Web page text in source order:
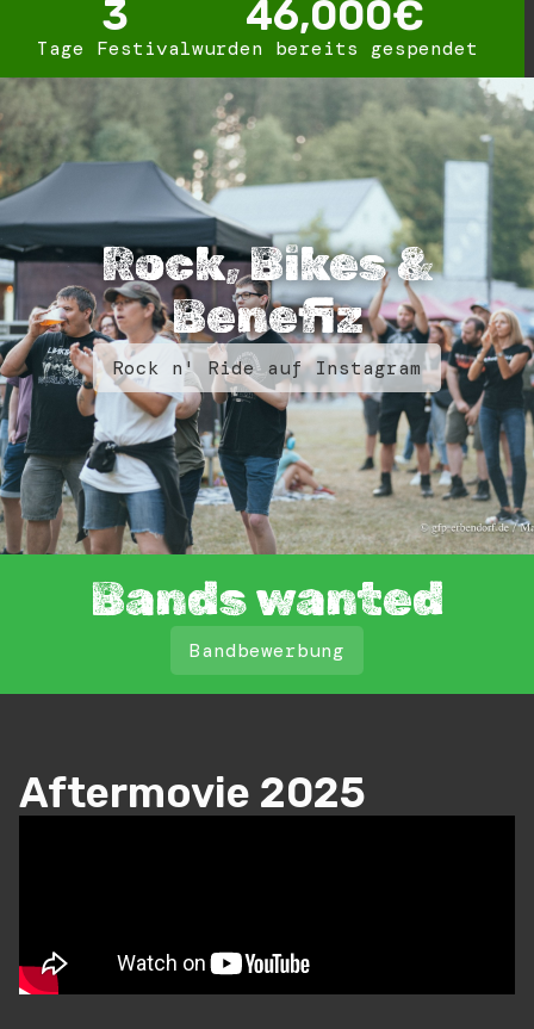
Tage Festival
3
wurden bereits gespendet
46,000€
Rock, Bikes &
Benefiz
Rock n' Ride auf Instagram
Bands wanted
Bandbewerbung
Aftermovie 2025